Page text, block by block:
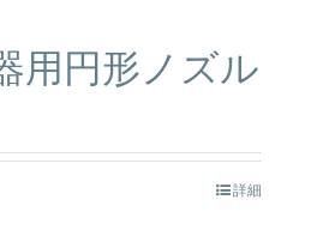
用円形ノズル
詳細